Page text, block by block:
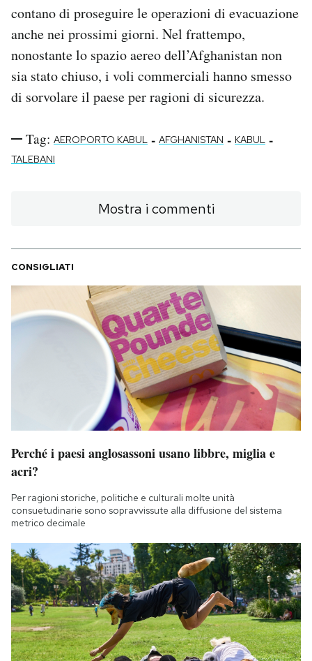
contano di proseguire le operazioni di evacuazione
anche nei prossimi giorni. Nel frattempo,
nonostante lo spazio aereo dell’Afghanistan non
sia stato chiuso, i voli commerciali hanno smesso
di sorvolare il paese per ragioni di sicurezza.
Tag: AEROPORTO KABUL - AFGHANISTAN - KABUL -
TALEBANI
Mostra i commenti
CONSIGLIATI
Perché i paesi anglosassoni usano libbre, miglia e
acri?
Per ragioni storiche, politiche e culturali molte unità
consuetudinarie sono sopravvissute alla diffusione del sistema
metrico decimale